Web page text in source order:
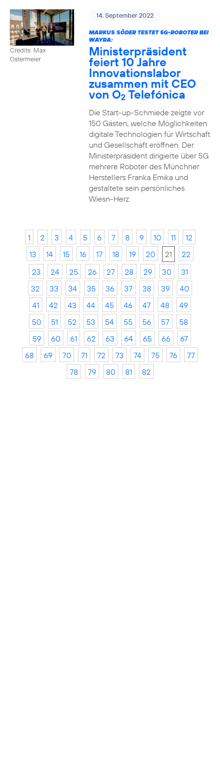
Credits: Max
Ostermeier
14. September 2022
MARKUS SÖDER TESTET 5G-ROBOTER BEI
WAYRA:
Ministerpräsident
feiert 10 Jahre
Innovationslabor
zusammen mit CEO
von O2 Telefónica
Die Start-up-Schmiede zeigte vor
150 Gästen, welche Möglichkeiten
digitale Technologien für Wirtschaft
und Gesellschaft eröffnen. Der
Ministerpräsident dirigierte über 5G
mehrere Roboter des Münchner
Herstellers Franka Emika und
gestaltete sein persönliches
Wiesn-Herz.
1 2 3 4 5 6 7 8 9 10 11
12
13
14 15 16 17 18 19 20 21
22
23
24 25 26 27 28 29 30
31
32
33 34 35 36 37 38 39
40
41
42 43 44 45 46 47 48
49
50
51 52 53 54 55 56 57
58
59
60 61 62 63 64 65 66
67
68
69 70 71 72 73 74 75 76
77
78
79 80 81 82